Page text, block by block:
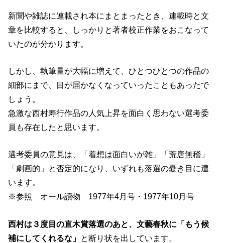
新聞や雑誌に連載され本にまとまったとき、連載時と文
章を比較すると、しっかりと著者校正作業をおこなって
いたのが分かります。
しかし、執筆量が大幅に増えて、ひとつひとつの作品の
細部にまで、目が届かなくなっていったこともあったで
しょう。
急激な西村寿行作品の人気上昇を面白く思わない選考委
員も存在したと思います。
選考委員の意見は、「着想は面白いが雑」「荒唐無稽」
「劇画的」と否定的になり、いずれも落選の憂き目に遭
います。
※参照 オール讀物 1977年4月号・1977年10月号
西村は３度目の直木賞落選のあと、文藝春秋に「もう候
補にしてくれるな」 と断り状を出しています。